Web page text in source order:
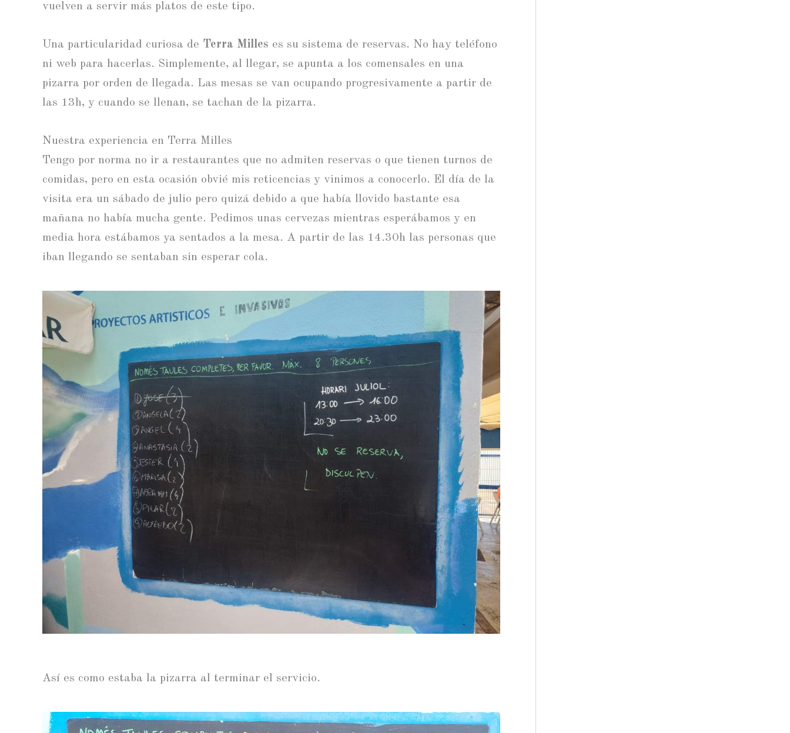
vuelven a servir más platos de este tipo.
Una particularidad curiosa de Terra Milles es su sistema de reservas. No hay teléfono
ni web para hacerlas. Simplemente, al llegar, se apunta a los comensales en una
pizarra por orden de llegada. Las mesas se van ocupando progresivamente a partir de
las 13h, y cuando se llenan, se tachan de la pizarra.
Nuestra experiencia en Terra Milles
Tengo por norma no ir a restaurantes que no admiten reservas o que tienen turnos de
comidas, pero en esta ocasión obvié mis reticencias y vinimos a conocerlo. El día de la
visita era un sábado de julio pero quizá debido a que había llovido bastante esa
mañana no había mucha gente. Pedimos unas cervezas mientras esperábamos y en
media hora estábamos ya sentados a la mesa. A partir de las 14.30h las personas que
iban llegando se sentaban sin esperar cola.
Así es como estaba la pizarra al terminar el servicio.